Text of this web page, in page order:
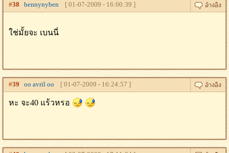
#38 bennynyben [ 01-07-2009 - 16:00:39 ]
ใช่มั้ยจะ เบนนี่
#39 oo avril oo [ 01-07-2009 - 16:24:57 ]
หะ จะ40 แร้วหรอ